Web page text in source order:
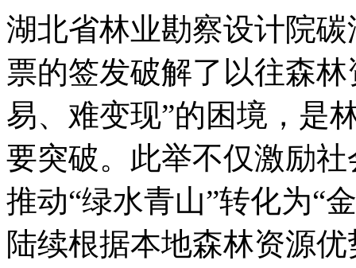
湖北省林业勘察设计院
票的签发破解了以往森
易、难变现”的困境，是
要突破。此举不仅激励
推动“绿水青山”转化为“
陆续根据本地森林资源